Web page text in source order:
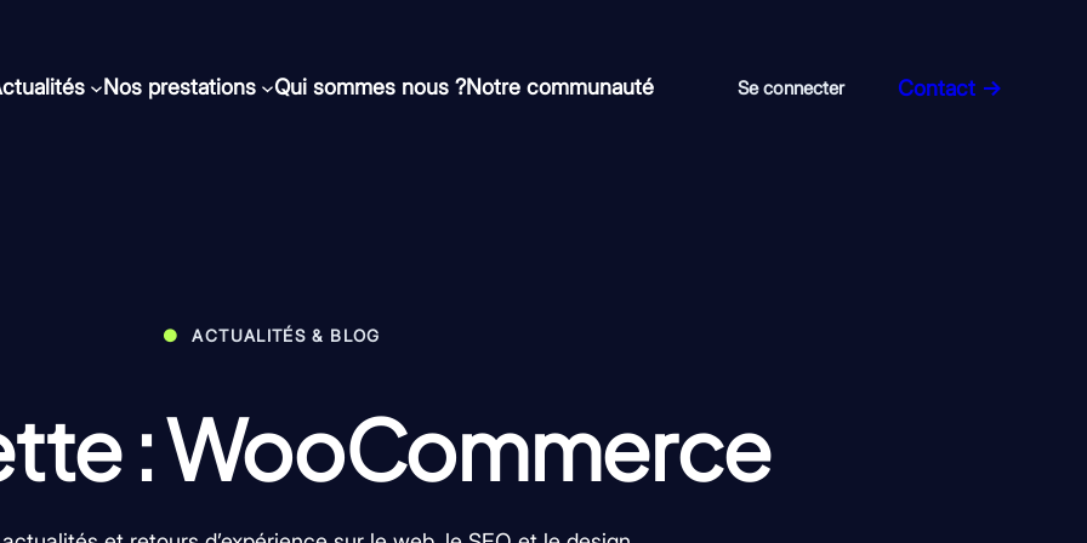
Nos prestations Qui sommes nous ?Notre communauté Se connecter Contact →
● ACTUALITÉS & BLOG
:WooCommerce